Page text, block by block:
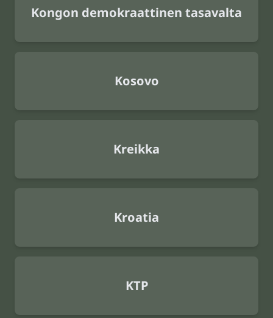
Kongon demokraattinen tasavalta
Kosovo
Kreikka
Kroatia
KTP